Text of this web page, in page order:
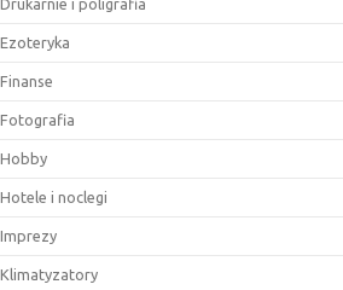
Drukarnie i poligrafia
Ezoteryka
Finanse
Fotografia
Hobby
Hotele i noclegi
Imprezy
Klimatyzatory